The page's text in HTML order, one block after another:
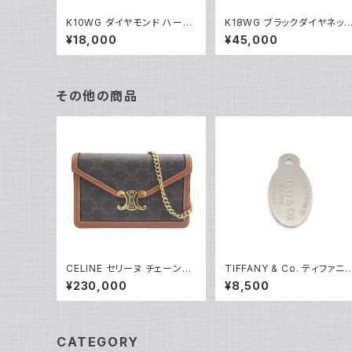
K10WG ダイヤモンド ハート
ペンダント ネックレス 10金
ホワイトゴールド アズキチェ
ーン Y04907
¥18,000
K18WG ブラックダイヤネッ
レス 18金 ホワイトゴールド
05101
¥45,000
その他の商品
CELINE セリーヌ チェーンウ
ォレット マーゴ トリオンフキャ
ンバス ショルダーバッグ 10L4
62DQB.04LU Y05229
¥230,000
TIFFANY & Co. ティファニ
リターントゥ タグ ネックレス
ップ シルバー925 ペンダント
トップ Y05233
¥8,500
CATEGORY